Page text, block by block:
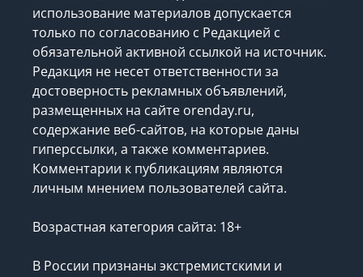
использование материалов допускается
только по согласованию с Редакцией с
обязательной активной ссылкой на источник.
Редакция не несет ответственности за
достоверность рекламных объявлений,
размещенных на сайте orenday.ru,
содержание веб-сайтов, на которые даны
гиперссылки, а также комментариев.
Комментарии к публикациям являются
личным мнением пользователей сайта.
Возрастная категория сайта: 18+
В России признаны экстремистскими и